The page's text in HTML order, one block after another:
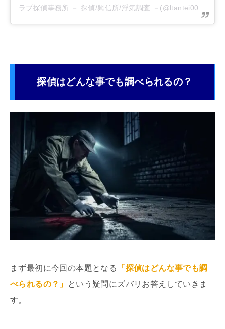
探偵はどんな事でも調べられるの？
まず最初に今回の本題となる
「探偵はどんな事でも調
べられるの？」
という疑問にズバリお答えしていきま
す。